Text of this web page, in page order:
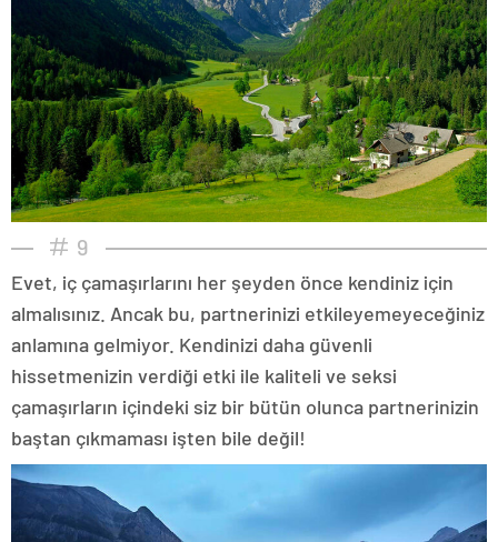
9
Evet, iç çamaşırlarını her şeyden önce kendiniz için
almalısınız. Ancak bu, partnerinizi etkileyemeyeceğiniz
anlamına gelmiyor. Kendinizi daha güvenli
hissetmenizin verdiği etki ile kaliteli ve seksi
çamaşırların içindeki siz bir bütün olunca partnerinizin
baştan çıkmaması işten bile değil!